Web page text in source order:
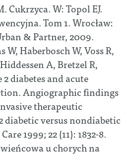
Cukrzyca. W: Topol EJ.
Tom 1. Wrocław:
& Partner, 2009.
W, Haberbosch W, Voss R,
A, Bretzel R,
diabetes and acute
Angiographic findings
therapeutic
diabetic versus nondiabetic
1999; 22 (11): 1832-8.
u chorych na